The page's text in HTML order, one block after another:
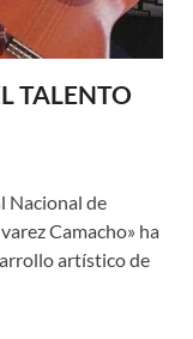
TALENTO
Nacional de
Camacho» ha
artístico de